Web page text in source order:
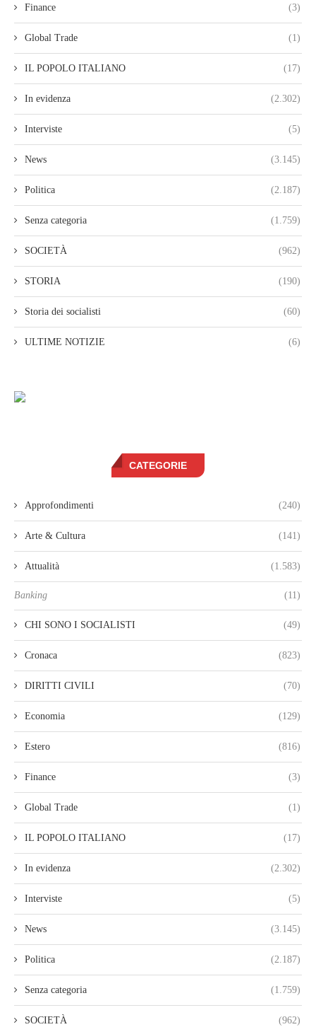
Finance (3)
Global Trade (1)
IL POPOLO ITALIANO (17)
In evidenza (2.302)
Interviste (5)
News (3.145)
Politica (2.187)
Senza categoria (1.759)
SOCIETÀ (962)
STORIA (190)
Storia dei socialisti (60)
ULTIME NOTIZIE (6)
CATEGORIE
Approfondimenti (240)
Arte & Cultura (141)
Attualità (1.583)
Banking (11)
CHI SONO I SOCIALISTI (49)
Cronaca (823)
DIRITTI CIVILI (70)
Economia (129)
Estero (816)
Finance (3)
Global Trade (1)
IL POPOLO ITALIANO (17)
In evidenza (2.302)
Interviste (5)
News (3.145)
Politica (2.187)
Senza categoria (1.759)
SOCIETÀ (962)